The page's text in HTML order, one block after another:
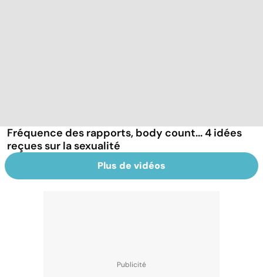
Fréquence des rapports, body count... 4 idées
reçues sur la sexualité
Plus de vidéos